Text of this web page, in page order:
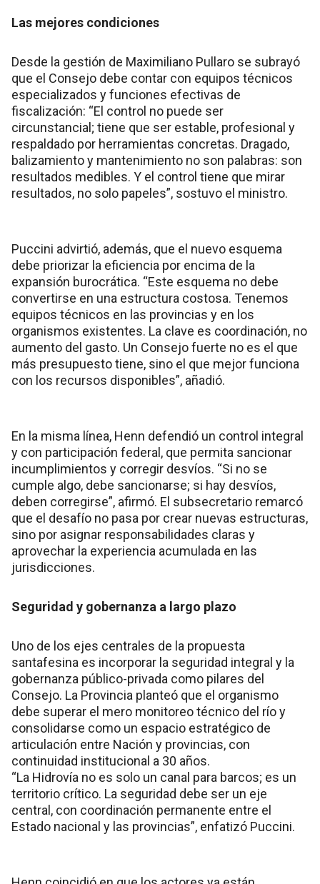
Las mejores condiciones
Desde la gestión de Maximiliano Pullaro se subrayó
que el Consejo debe contar con equipos técnicos
especializados y funciones efectivas de
fiscalización: “El control no puede ser
circunstancial; tiene que ser estable, profesional y
respaldado por herramientas concretas. Dragado,
balizamiento y mantenimiento no son palabras: son
resultados medibles. Y el control tiene que mirar
resultados, no solo papeles”, sostuvo el ministro.
Puccini advirtió, además, que el nuevo esquema
debe priorizar la eficiencia por encima de la
expansión burocrática. “Este esquema no debe
convertirse en una estructura costosa. Tenemos
equipos técnicos en las provincias y en los
organismos existentes. La clave es coordinación, no
aumento del gasto. Un Consejo fuerte no es el que
más presupuesto tiene, sino el que mejor funciona
con los recursos disponibles”, añadió.
En la misma línea, Henn defendió un control integral
y con participación federal, que permita sancionar
incumplimientos y corregir desvíos. “Si no se
cumple algo, debe sancionarse; si hay desvíos,
deben corregirse”, afirmó. El subsecretario remarcó
que el desafío no pasa por crear nuevas estructuras,
sino por asignar responsabilidades claras y
aprovechar la experiencia acumulada en las
jurisdicciones.
Seguridad y gobernanza a largo plazo
Uno de los ejes centrales de la propuesta
santafesina es incorporar la seguridad integral y la
gobernanza público-privada como pilares del
Consejo. La Provincia planteó que el organismo
debe superar el mero monitoreo técnico del río y
consolidarse como un espacio estratégico de
articulación entre Nación y provincias, con
continuidad institucional a 30 años.
“La Hidrovía no es solo un canal para barcos; es un
territorio crítico. La seguridad debe ser un eje
central, con coordinación permanente entre el
Estado nacional y las provincias”, enfatizó Puccini.